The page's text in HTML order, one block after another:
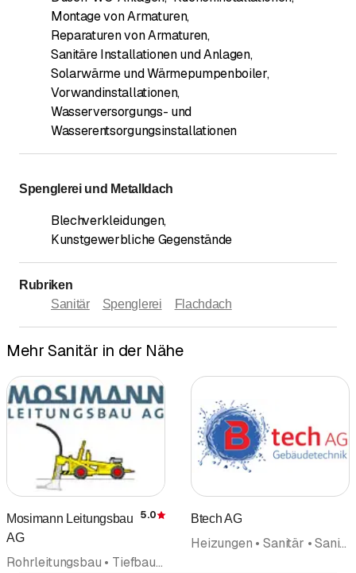
Montage von Armaturen,
Reparaturen von Armaturen,
Sanitäre Installationen und Anlagen,
Solarwärme und Wärmepumpenboiler,
Vorwandinstallationen,
Wasserversorgungs- und
Wasserentsorgungsinstallationen
Spenglerei und Metalldach
Blechverkleidungen,
Kunstgewerbliche Gegenstände
Rubriken
Sanitär
Spenglerei Flachdach
Mehr Sanitär in der Nähe
Mosimann Leitungsbau
AG
Bewertung
5.0
Rohrleitungsbau • Tiefbau • Sanitär • Sanitäre Anlagen und Installationen • Dichtheitsprüfungen • Wasserversorgung • Anlagenbau • Badezimmerrenovation
Btech AG
Heizungen • Sanitär • Sanitäre Anlagen und Installationen • Haustechnik • Wärmepumpen • Badezimmerrenovation